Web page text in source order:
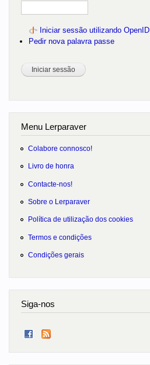
Iniciar sessão utilizando OpenID
Pedir nova palavra passe
Menu Lerparaver
Colabore connosco!
Livro de honra
Contacte-nos!
Sobre o Lerparaver
Política de utilização dos cookies
Termos e condições
Condições gerais
Siga-nos